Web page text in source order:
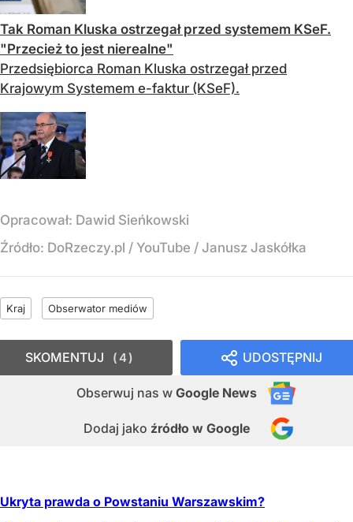
Tak Roman Kluska ostrzegał przed systemem KSeF.
"Przecież to jest nierealne"
Przedsiębiorca Roman Kluska ostrzegał przed
Krajowym Systemem e-faktur (KSeF).
Opracował: Dawid Sieńkowski
Źródło: DoRzeczy.pl / YouTube / Janusz Jaskółka
Kraj Obserwator mediów
UDOSTĘPNIJ
Obserwuj nas w Google News
Dodaj jako źródło w Google
SKOMENTUJ 4
Ukryta prawda o Powstaniu Warszawskim?